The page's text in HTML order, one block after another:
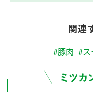
関連
#豚肉 #ス